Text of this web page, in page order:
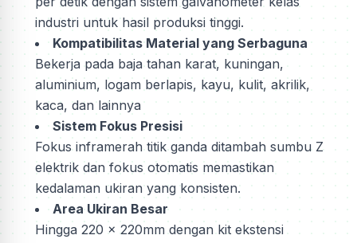
industri untuk hasil produksi tinggi.
Kompatibilitas Material yang Serbaguna
Bekerja pada baja tahan karat, kuningan,
aluminium, logam berlapis, kayu, kulit, akrilik,
kaca, dan lainnya
Sistem Fokus Presisi
Fokus inframerah titik ganda ditambah sumbu Z
elektrik dan fokus otomatis memastikan
kedalaman ukiran yang konsisten.
Area Ukiran Besar
Hingga 220 x 220mm dengan kit ekstensi